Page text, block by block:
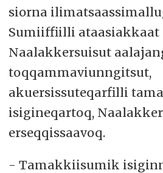
siorna
Sumiiffiilli ataasiakkaat
Naalakkersuisut
toqqammaviunngitsut,
akuersissuteqarfilli
isigineqartoq,
erseqqissaavoq.
- Tamakkiisumik